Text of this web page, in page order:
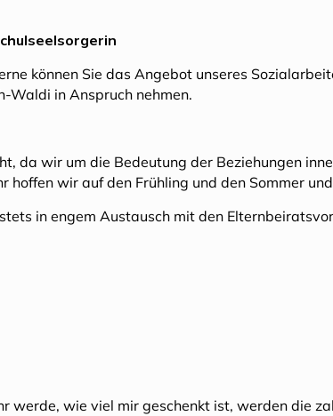
können Sie das Angebot unseres
Waldi in Anspruch nehmen.
da wir um die Bedeutung der Beziehungen
wir auf den Frühling und den Sommer
in engem Austausch mit den
wie viel mir geschenkt ist, werden die